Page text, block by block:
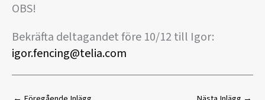
OBS!
Bekräfta deltagandet före 10/12 till Igor:
igor.fencing@telia.com